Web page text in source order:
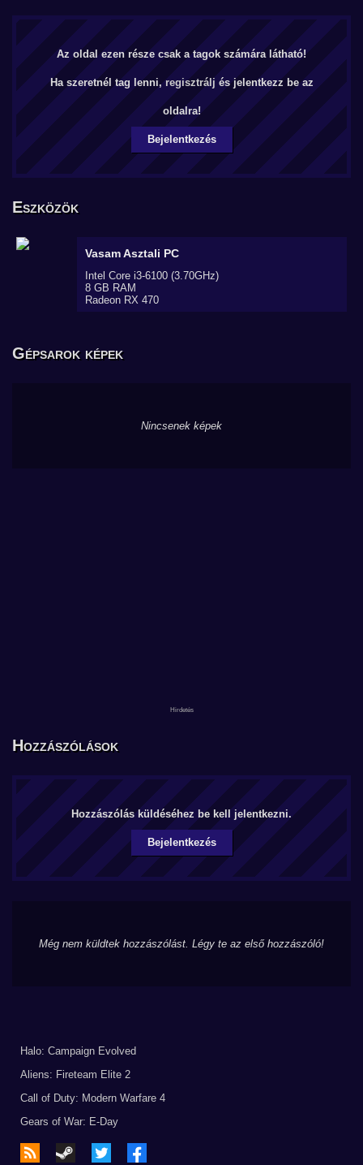
Az oldal ezen része csak a tagok számára látható!
Ha szeretnél tag lenni, regisztrálj és jelentkezz be az
oldalra!
Bejelentkezés
Eszközök
VasamAsztali PC
Intel Core i3-6100 (3.70GHz)
8 GB RAM
Radeon RX 470
Gépsarok képek
Nincsenek képek
Hozzászólások
Hozzászólás küldéséhez be kell jelentkezni.
Bejelentkezés
Még nem küldtek hozzászólást. Légy te az első hozzászóló!
Halo: Campaign Evolved
Aliens: Fireteam Elite 2
Call of Duty: Modern Warfare 4
Gears of War: E-Day